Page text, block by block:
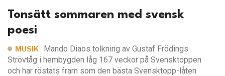
Tonsätt sommaren med svensk
poesi
MUSIK
Mando Diaos tolkning av Gustaf Frödings
Strövtåg i hembygden låg 167 veckor på Svensktoppen
och har röstats fram som den bästa Svensktopp-låten